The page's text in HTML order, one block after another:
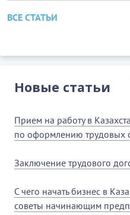
ВСЕ СТАТЬИ
Новые статьи
Прием на работу в
по оформлению трудовых
Заключение трудового
С чего начать бизнес в
советы начинающим